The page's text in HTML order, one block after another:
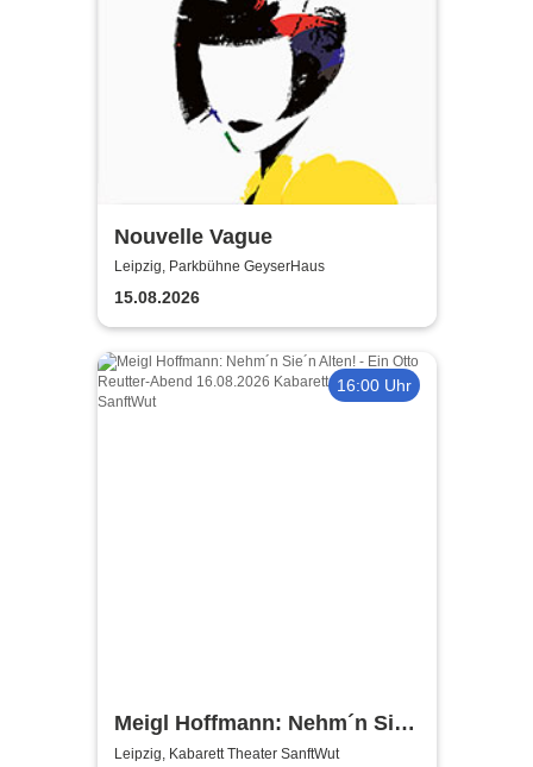
Nouvelle Vague
Leipzig, Parkbühne GeyserHaus
15.08.2026
16:00 Uhr
Meigl Hoffmann: Nehm´n Sie
´n Alten! - Ein Otto Reutter-
Leipzig, Kabarett Theater SanftWut